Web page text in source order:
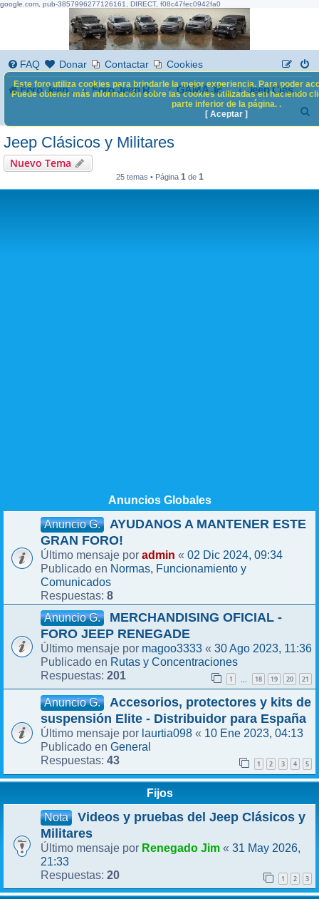
google.com, pub-3857996277126161, DIRECT, f08c47fec0942fa0
FAQ Donar Contactar Cookies
Foro Jeep Renegade Foro Jeep Renegade GAMA JEEP
Jeep Clásicos y Militares
a
Jeep Clásicos y Militares
Nuevo Tema
25 temas • Página 1 de 1
Anuncios Globales
Anuncio G.
AYUDANOS A MANTENER ESTE
GRAN FORO!
Último mensaje por admin « 02 Dic 2024, 09:34
Publicado en Normas, Funcionamiento y
Comunicados
Respuestas: 8
Anuncio G.
MERCHANDISING OFICIAL -
FORO JEEP RENEGADE
Último mensaje por magoo3333 « 30 Ago 2023, 11:36
Publicado en Rutas y Concentraciones
Respuestas: 201 1 … 18 19 20 21
Anuncio G.
Accesorios, protectores y kits de
suspensión Elite - Distribuidor para España
Último mensaje por laurtia098 « 10 Ene 2023, 04:13
Publicado en General
Respuestas: 43 1 2 3 4 5
Fijos
Nota
Videos y pruebas del Jeep Clásicos y
Militares
Último mensaje por Renegado Jim « 31 May 2026,
21:33
Respuestas: 20 1 2 3
Este foro utiliza cookies para brindarle la mejor experiencia. Para poder
Puede obtener más información sobre las cookies utilizadas en haciendo
parte inferior de la página. .
[ Aceptar ]